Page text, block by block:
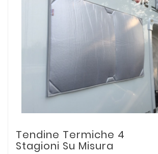
Tendine Termiche 4
Stagioni Su Misura